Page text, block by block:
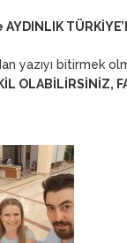
yazıyı bitirmek
OLABİLİRSİNİZ,